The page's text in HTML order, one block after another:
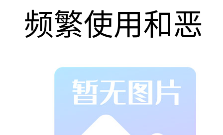
频繁使用和恶
劣天气条件，
使用寿命长。